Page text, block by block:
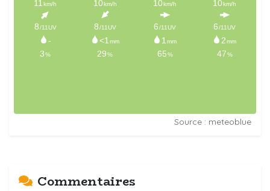
Source : meteoblue
Commentaires